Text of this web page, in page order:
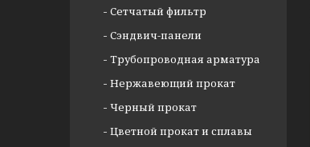
Сетчатый фильтр
Сэндвич-панели
Трубопроводная арматура
Нержавеющий прокат
Черный прокат
Цветной прокат и сплавы